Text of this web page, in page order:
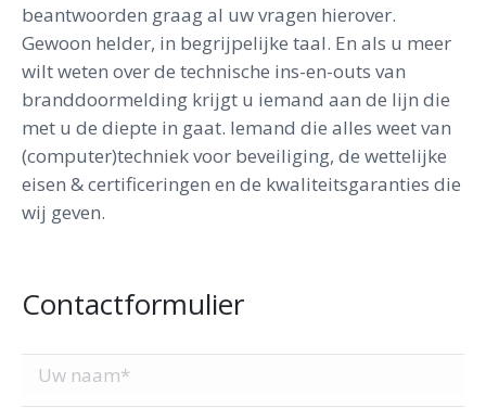
beantwoorden graag al uw vragen hierover.
Gewoon helder, in begrijpelijke taal. En als u meer
wilt weten over de technische ins-en-outs van
branddoormelding krijgt u iemand aan de lijn die
met u de diepte in gaat. Iemand die alles weet van
(computer)techniek voor beveiliging, de wettelijke
eisen & certificeringen en de kwaliteitsgaranties die
wij geven.
Contactformulier